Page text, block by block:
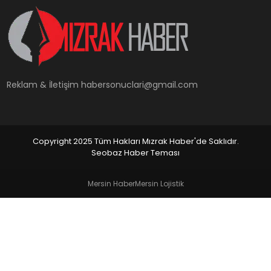
YAŞAM
Reklam & İletişimhabersonuclari@gmail.com
Copyright 2025 Tüm Hakları Mızrak Haber'de Saklıdır.
Seobaz Haber Teması
Mersin HaberMersin Lojistik